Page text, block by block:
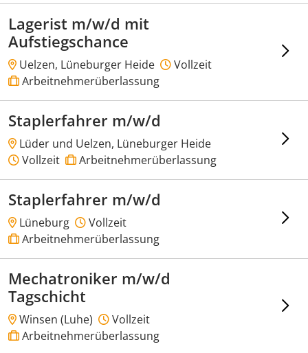
Lagerist m/w/d mit
Aufstiegschance
Uelzen, Lüneburger Heide
Vollzeit
Arbeitnehmerüberlassung
Staplerfahrer m/w/d
Lüder und Uelzen, Lüneburger Heide
Vollzeit
Arbeitnehmerüberlassung
Staplerfahrer m/w/d
Lüneburg
Vollzeit
Arbeitnehmerüberlassung
Mechatroniker m/w/d
Tagschicht
Winsen (Luhe)
Vollzeit
Arbeitnehmerüberlassung